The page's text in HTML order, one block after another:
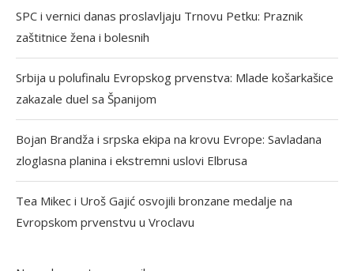
SPC i vernici danas proslavljaju Trnovu Petku: Praznik
zaštitnice žena i bolesnih
Srbija u polufinalu Evropskog prvenstva: Mlade košarkašice
zakazale duel sa Španijom
Bojan Brandža i srpska ekipa na krovu Evrope: Savladana
zloglasna planina i ekstremni uslovi Elbrusa
Tea Mikec i Uroš Gajić osvojili bronzane medalje na
Evropskom prvenstvu u Vroclavu